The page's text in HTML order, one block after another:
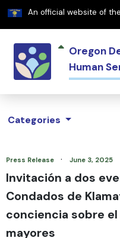
An official website of
Oregon
Human
Categories
Press Release · June 3, 2025
Invitación a dos
Condados de
conciencia sobre
mayores